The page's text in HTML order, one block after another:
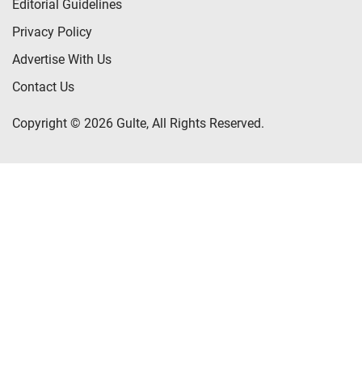
Editorial Guidelines
Privacy Policy
Advertise With Us
Contact Us
Copyright © 2026 Gulte, All Rights Reserved.